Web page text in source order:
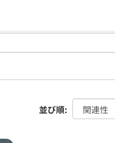
並び順